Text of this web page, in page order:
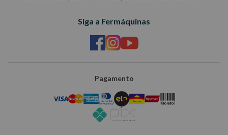
Siga a Fermáquinas
Pagamento